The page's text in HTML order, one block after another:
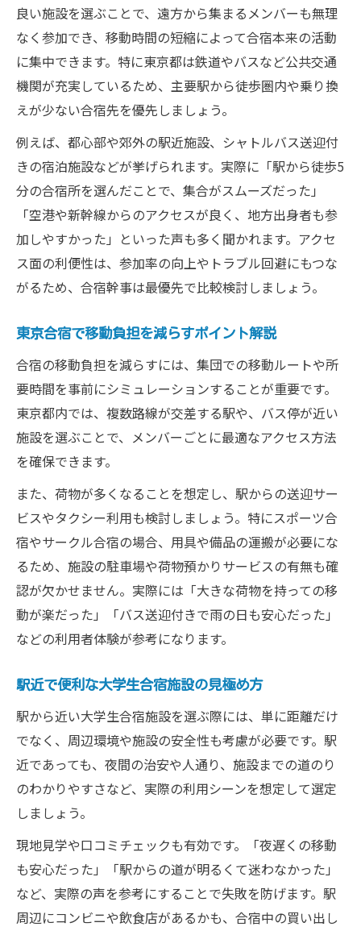
良い施設を選ぶことで、遠方から集まるメンバーも無理
なく参加でき、移動時間の短縮によって合宿本来の活動
に集中できます。特に東京都は鉄道やバスなど公共交通
機関が充実しているため、主要駅から徒歩圏内や乗り換
えが少ない合宿先を優先しましょう。
例えば、都心部や郊外の駅近施設、シャトルバス送迎付
きの宿泊施設などが挙げられます。実際に「駅から徒歩5
分の合宿所を選んだことで、集合がスムーズだった」
「空港や新幹線からのアクセスが良く、地方出身者も参
加しやすかった」といった声も多く聞かれます。アクセ
ス面の利便性は、参加率の向上やトラブル回避にもつな
がるため、合宿幹事は最優先で比較検討しましょう。
東京合宿で移動負担を減らすポイント解説
合宿の移動負担を減らすには、集団での移動ルートや所
要時間を事前にシミュレーションすることが重要です。
東京都内では、複数路線が交差する駅や、バス停が近い
施設を選ぶことで、メンバーごとに最適なアクセス方法
を確保できます。
また、荷物が多くなることを想定し、駅からの送迎サー
ビスやタクシー利用も検討しましょう。特にスポーツ合
宿やサークル合宿の場合、用具や備品の運搬が必要にな
るため、施設の駐車場や荷物預かりサービスの有無も確
認が欠かせません。実際には「大きな荷物を持っての移
動が楽だった」「バス送迎付きで雨の日も安心だった」
などの利用者体験が参考になります。
駅近で便利な大学生合宿施設の見極め方
駅から近い大学生合宿施設を選ぶ際には、単に距離だけ
でなく、周辺環境や施設の安全性も考慮が必要です。駅
近であっても、夜間の治安や人通り、施設までの道のり
のわかりやすさなど、実際の利用シーンを想定して選定
しましょう。
現地見学や口コミチェックも有効です。「夜遅くの移動
も安心だった」「駅からの道が明るくて迷わなかった」
など、実際の声を参考にすることで失敗を防げます。駅
周辺にコンビニや飲食店があるかも、合宿中の買い出し